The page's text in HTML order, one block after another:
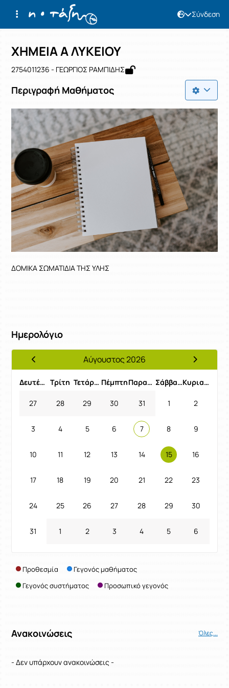
Σύνδεση
Αρχική Σελίδα
Μάθημα : ΧΗΜΕΙΑ Α ΛΥΚΕΙΟΥ
Κωδικός : 2754011236
ΧΗΜΕΙΑ Α ΛΥΚΕΙΟΥ
2754011236 - ΓΕΩΡΓΙΟΣ ΡΑΜΠΙΔΗΣ
Περιγραφή Μαθήματος
ΔΟΜΙΚΑ ΣΩΜΑΤΙΔΙΑ ΤΗΣ ΥΛΗΣ
Ημερολόγιο
Προηγούμενος ΜήναςΑύγουστος 2026
Επόμενος
Δευτέρα Τρίτη Τετάρτη Πέμπτη Παρασκευή Σάββατο Κυριακή
27 28 29 30 31 1 2
3 4 5 6 7 8 9
10 11 12 13 14 15 16
17 18 19 20 21 22 23
24 25 26 27 28 29 30
31 1 2 3 4 5 6
Προθεσμία
Γεγονός μαθήματος
Γεγονός συστήματος
Προσωπικό γεγονός
Ανακοινώσεις Όλες...
- Δεν υπάρχουν ανακοινώσεις -